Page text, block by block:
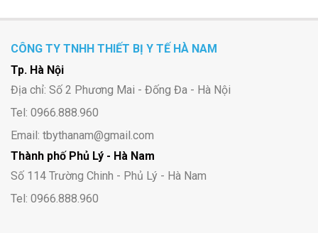
CÔNG TY TNHH THIẾT BỊ Y TẾ HÀ NAM
Tp. Hà Nội
Địa chỉ: Số 2 Phương Mai - Đống Đa - Hà Nội
Tel: 0966.888.960
Email: tbythanam@gmail.com
Thành phố Phủ Lý - Hà Nam
Số 114 Trường Chinh - Phủ Lý - Hà Nam
Tel: 0966.888.960